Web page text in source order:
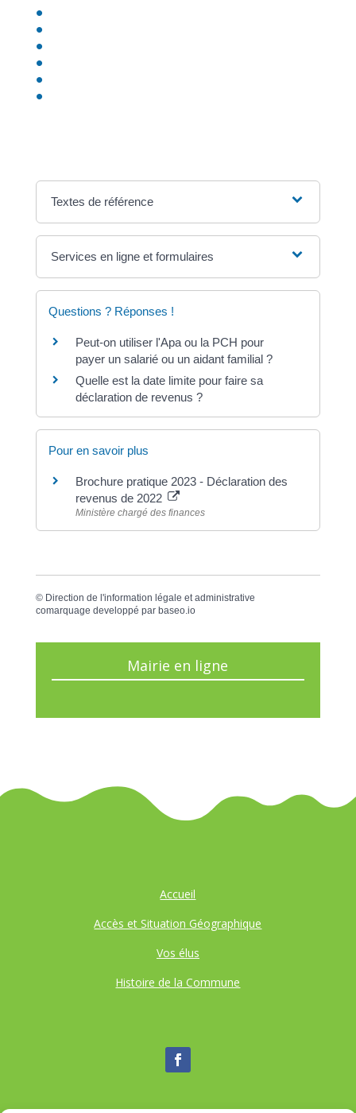
Textes de référence
Services en ligne et formulaires
Questions ? Réponses !
Peut-on utiliser l'Apa ou la PCH pour
payer un salarié ou un aidant familial ?
Quelle est la date limite pour faire sa
déclaration de revenus ?
Pour en savoir plus
Brochure pratique 2023 - Déclaration des
revenus de 2022
Ministère chargé des finances
© Direction de l'information légale et administrative
comarquage developpé par baseo.io
Mairie en ligne
Accueil
Accès et Situation Géographique
Vos élus
Histoire de la Commune